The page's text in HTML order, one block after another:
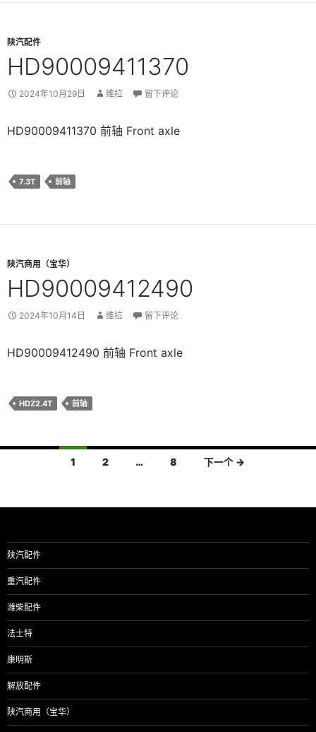
陕汽配件
HD90009411370
2024年10月29日 维拉 留下评论
HD90009411370 前轴 Front axle
7.3T 前轴
陕汽商用（宝华）
HD90009412490
2024年10月14日 维拉 留下评论
HD90009412490 前轴 Front axle
HDZ2.4T 前轴
导
1 2 … 8 下一个 →
陕汽配件
重汽配件
潍柴配件
法士特
康明斯
解放配件
陕汽商用（宝华）